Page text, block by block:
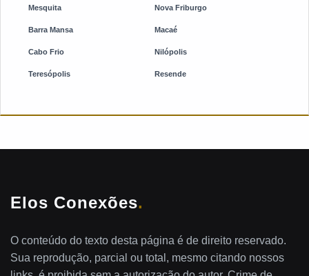
Mesquita Nova Friburgo
Barra Mansa Macaé
Cabo Frio Nilópolis
Teresópolis Resende
Elos Conexões.
O conteúdo do texto desta página é de direito reservado.
Sua reprodução, parcial ou total, mesmo citando nossos